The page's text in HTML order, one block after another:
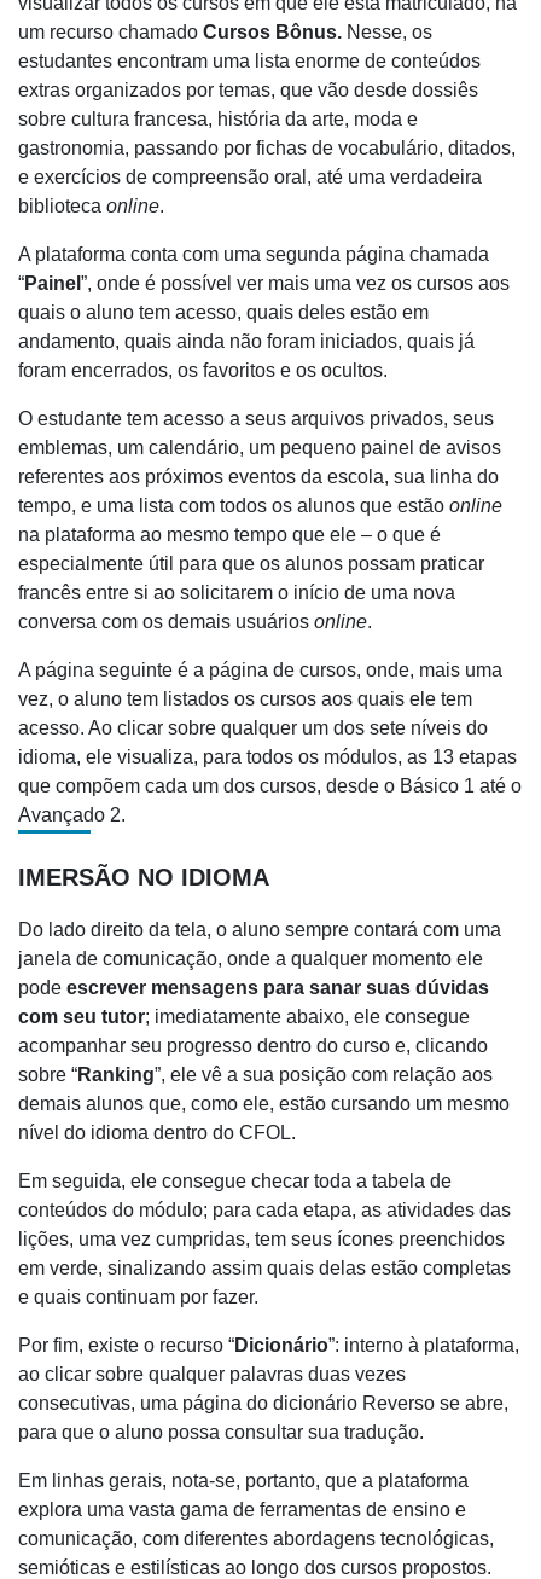
um recurso chamado Cursos Bônus. Nesse, os
estudantes encontram uma lista enorme de conteúdos
extras organizados por temas, que vão desde dossiês
sobre cultura francesa, história da arte, moda e
gastronomia, passando por fichas de vocabulário, ditados,
e exercícios de compreensão oral, até uma verdadeira
biblioteca online.
A plataforma conta com uma segunda página chamada
“Painel ”, onde é possível ver mais uma vez os cursos aos
quais o aluno tem acesso, quais deles estão em
andamento, quais ainda não foram iniciados, quais já
foram encerrados, os favoritos e os ocultos.
O estudante tem acesso a seus arquivos privados, seus
emblemas, um calendário, um pequeno painel de avisos
referentes aos próximos eventos da escola, sua linha do
tempo, e uma lista com todos os alunos que estão online
na plataforma ao mesmo tempo que ele ‒ o que é
especialmente útil para que os alunos possam praticar
francês entre si ao solicitarem o início de uma nova
conversa com os demais usuários online.
A página seguinte é a página de cursos, onde, mais uma
vez, o aluno tem listados os cursos aos quais ele tem
acesso. Ao clicar sobre qualquer um dos sete níveis do
idioma, ele visualiza, para todos os módulos, as 13 etapas
que compõem cada um dos cursos, desde o Básico 1 até o
Avançado 2.
IMERSÃO NO IDIOMA
Do lado direito da tela, o aluno sempre contará com uma
janela de comunicação, onde a qualquer momento ele
pode escrever mensagens para sanar suas dúvidas
com seu tutor; imediatamente abaixo, ele consegue
acompanhar seu progresso dentro do curso e, clicando
sobre “Ranking”, ele vê a sua posição com relação aos
demais alunos que, como ele, estão cursando um mesmo
nível do idioma dentro do CFOL.
Em seguida, ele consegue checar toda a tabela de
conteúdos do módulo; para cada etapa, as atividades das
lições, uma vez cumpridas, tem seus ícones preenchidos
em verde, sinalizando assim quais delas estão completas
e quais continuam por fazer.
Por fim, existe o recurso “Dicionário”: interno à plataforma,
ao clicar sobre qualquer palavras duas vezes
consecutivas, uma página do dicionário Reverso se abre,
para que o aluno possa consultar sua tradução.
Em linhas gerais, nota-se, portanto, que a plataforma
explora uma vasta gama de ferramentas de ensino e
comunicação, com diferentes abordagens tecnológicas,
semióticas e estilísticas ao longo dos cursos propostos.